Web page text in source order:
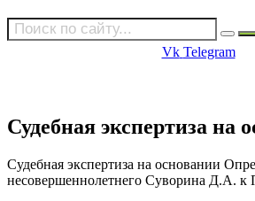
Vk Telegram
Судебная экспертиза на
Судебная экспертиза на основании
несовершеннолетнего Суворина Д.А.